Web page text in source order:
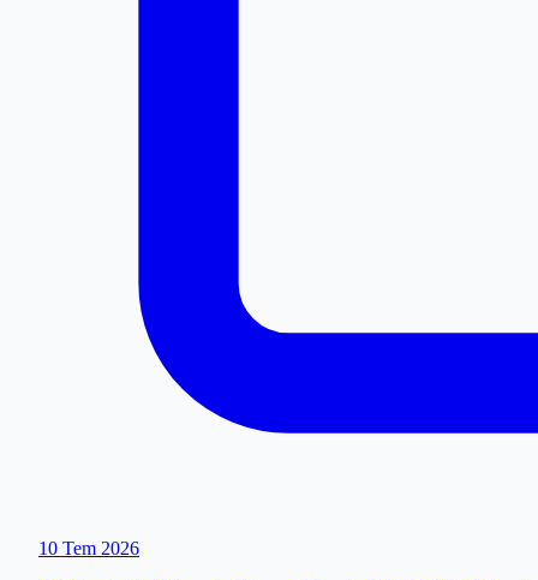
10 Tem 2026